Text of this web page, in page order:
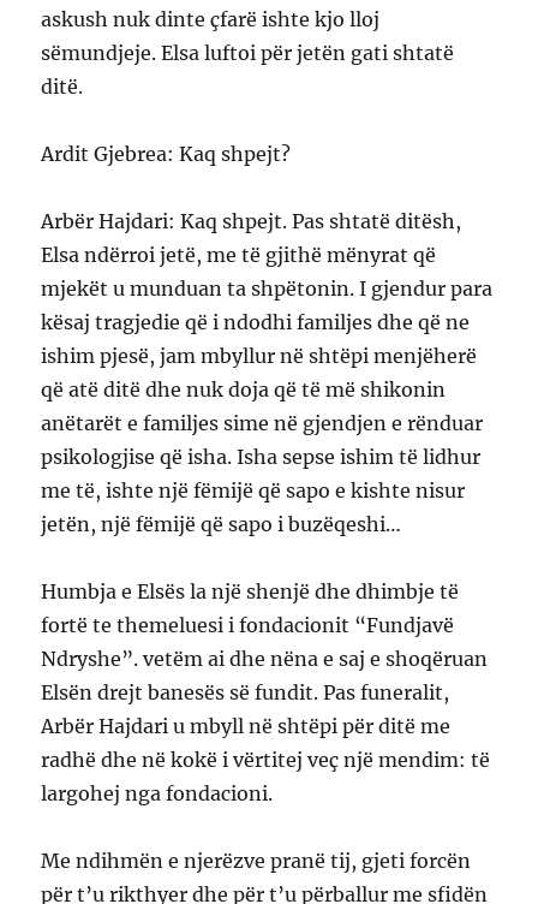
askush nuk dinte çfarë ishte kjo lloj
sëmundjeje. Elsa luftoi për jetën gati shtatë
ditë.
Ardit Gjebrea: Kaq shpejt?
Arbër Hajdari: Kaq shpejt. Pas shtatë ditësh,
Elsa ndërroi jetë, me të gjithë mënyrat që
mjekët u munduan ta shpëtonin. I gjendur para
kësaj tragjedie që i ndodhi familjes dhe që ne
ishim pjesë, jam mbyllur në shtëpi menjëherë
që atë ditë dhe nuk doja që të më shikonin
anëtarët e familjes sime në gjendjen e rënduar
psikologjise që isha. Isha sepse ishim të lidhur
me të, ishte një fëmijë që sapo e kishte nisur
jetën, një fëmijë që sapo i buzëqeshi…
Humbja e Elsës la një shenjë dhe dhimbje të
fortë te themeluesi i fondacionit “Fundjavë
Ndryshe”. vetëm ai dhe nëna e saj e shoqëruan
Elsën drejt banesës së fundit. Pas funeralit,
Arbër Hajdari u mbyll në shtëpi për ditë me
radhë dhe në kokë i vërtitej veç një mendim: të
largohej nga fondacioni.
Me ndihmën e njerëzve pranë tij, gjeti forcën
për t’u rikthyer dhe për t’u përballur me sfidën